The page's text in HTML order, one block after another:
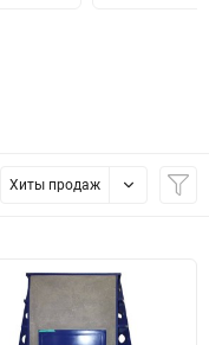
Хиты продаж